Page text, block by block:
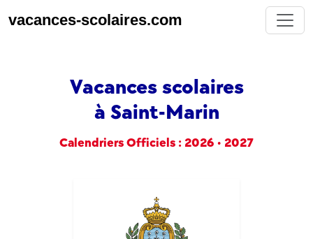
vacances-scolaires.com
Vacances scolaires
à Saint-Marin
Calendriers Officiels : 2026 • 2027